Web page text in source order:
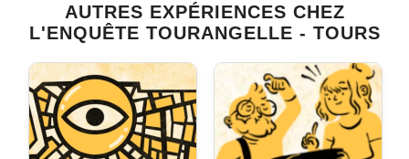
AUTRES EXPÉRIENCES CHEZ
L'ENQUÊTE TOURANGELLE - TOURS